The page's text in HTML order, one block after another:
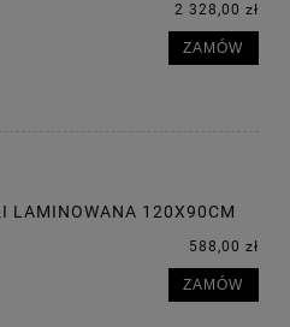
2 328,00 zł
ZAMÓW
LAMINOWANA 120X90CM
588,00 zł
ZAMÓW